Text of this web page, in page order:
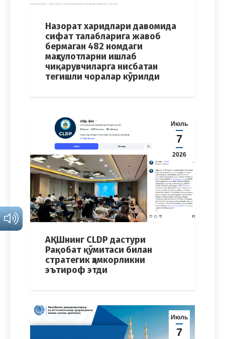
Назорат харидлари давомида
сифат талабларига жавоб
бермаган 482 номдаги
маҳсулотларни ишлаб
чиқарувчиларга нисбатан
тегишли чоралар кўрилди
Июль
7
2026
АҚШнинг CLDP дастури
Рақобат қўмитаси билан
стратегик ҳамкорликни
эътироф этди
Июль
7